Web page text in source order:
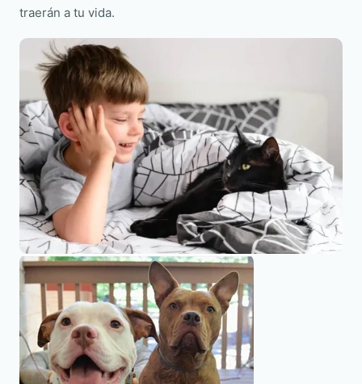
traerán a tu vida.